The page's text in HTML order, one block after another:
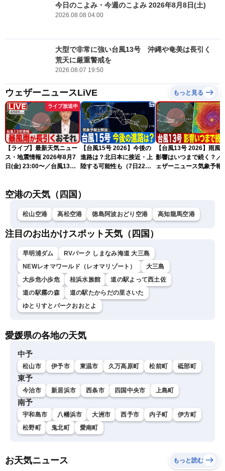
今日のこよみ・今週のこよみ 2026年8月8日(土)
2026.08.08 04:00
大型で非常に強い台風13号 沖縄や奄美は長引く
荒天に厳重警戒を
2026.08.07 19:50
ウェザーニュースLiVE もっと見る
ライブ放送中
【ライブ】最新天気ニュー
ス・地震情報 2026年8月7
日(金) 23:00〜／台風13号
【台風15号 2026】今後の
進路は？北日本に接近・上
陸する可能性も（7日22時
【台風13号 2026】雨風
影響はいつまで続く？／
ェザーニュース気象予報
空港の天気（四国）
松山空港 高松空港 徳島阿波おどり空港 高知龍馬空港
注目のお出かけスポット天気（四国）
早明浦ダム
RVパーク しまなみ海道 大三島
NEWレオマワールド（レオマリゾート）
大三島
大歩危小歩危
桂浜水族館
道の駅よって西土佐
道の駅霧の森
道の駅たからだの里さいた
ゆとりすとパークおおとよ
愛媛県の各地の天気
中予
松山市 伊予市 東温市 久万高原町 松前町 砥部町
東予
今治市 新居浜市 西条市 四国中央市 上島町
南予
宇和島市 八幡浜市 大洲市 西予市 内子町
伊方町
松野町
鬼北町 愛南町
お天気ニュース もっと読む